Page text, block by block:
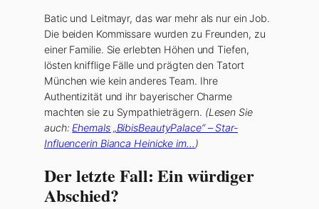
Batic und Leitmayr, das war mehr als nur ein Job.
Die beiden Kommissare wurden zu Freunden, zu
einer Familie. Sie erlebten Höhen und Tiefen,
lösten knifflige Fälle und prägten den Tatort
München wie kein anderes Team. Ihre
Authentizität und ihr bayerischer Charme
machten sie zu Sympathieträgern. (Lesen Sie
auch: Ehemals „BibisBeautyPalace“ – Star-
Influencerin Bianca Heinicke im…)
Der letzte Fall: Ein würdiger
Abschied?